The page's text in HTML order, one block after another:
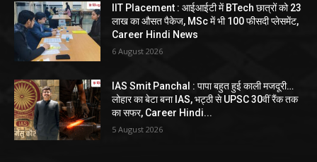
IIT Placement : आईआईटी में BTech छात्रों को 23
लाख का औसत पैकेज, MSc में भी 100 फीसदी प्लेसमेंट,
Career Hindi News
6 August 2026
IAS Smit Panchal : पापा बहुत हुई काली मजदूरी…
लोहार का बेटा बना IAS, भट्ठी से UPSC 30वीं रैंक तक
का सफर, Career Hindi...
5 August 2026